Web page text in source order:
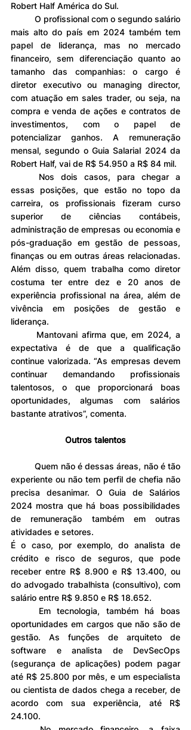
Robert Half América do Sul.
mais alto do país em 2024 também tem
papel de liderança, mas no mercado
financeiro, sem diferenciação quanto ao
tamanho das companhias: o cargo é
diretor executivo ou managing director,
com atuação em sales trader, ou seja, na
compra e venda de ações e contratos de
investimentos, com o papel de
potencializar ganhos. A remuneração
mensal, segundo o Guia Salarial 2024 da
Robert Half, vai de R$ 54.950 a R$ 84 mil.
essas posições, que estão no topo da
carreira, os profissionais fizeram curso
superior de ciências contábeis,
administração de empresas ou economia e
pós-graduação em gestão de pessoas,
finanças ou em outras áreas relacionadas.
Além disso, quem trabalha como diretor
costuma ter entre dez e 20 anos de
experiência profissional na área, além de
vivência em posições de gestão e
liderança.
expectativa é de que a qualificação
continue valorizada. “As empresas devem
continuar demandando profissionais
talentosos, o que proporcionará boas
oportunidades, algumas com salários
bastante atrativos”, comenta.
Outros talentos
	Quem não é dessas áreas, não é tão
experiente ou não tem perfil de chefia não
precisa desanimar. O Guia de Salários
2024 mostra que há boas possibilidades
de remuneração também em outras
atividades e setores.
É o caso, por exemplo, do analista de
crédito e risco de seguros, que pode
receber entre R$ 8.900 e R$ 13.400, ou
do advogado trabalhista (consultivo), com
salário entre R$ 9.850 e R$ 18.652.
oportunidades em cargos que não são de
gestão. As funções de arquiteto de
software e analista de DevSecOps
(segurança de aplicações) podem pagar
até R$ 25.800 por mês, e um especialista
ou cientista de dados chega a receber, de
acordo com sua experiência, até R$
24.100.